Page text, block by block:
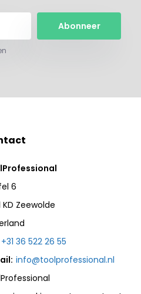
Abonneer
6
KD Zeewolde
+31 36 522 26 55
info@toolprofessional.nl